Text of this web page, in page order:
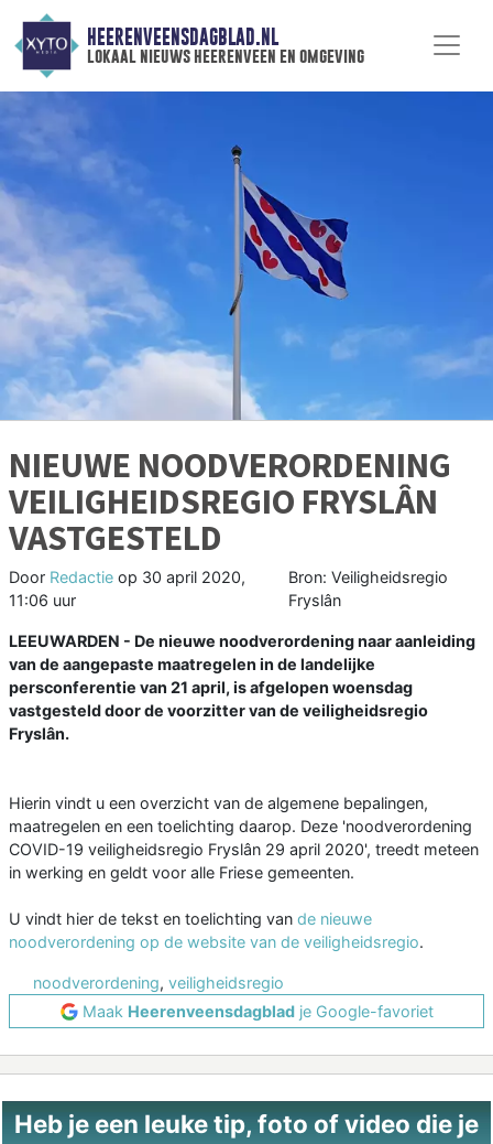
HEERENVEENSDAGBLAD.NL
lokaal nieuws heerenveen en omgeving
NIEUWE NOODVERORDENING
VEILIGHEIDSREGIO FRYSLÂN
VASTGESTELD
Door Redactie op 30 april 2020,
11:06 uur
Bron: Veiligheidsregio
Fryslân
LEEUWARDEN - De nieuwe noodverordening naar aanleiding
van de aangepaste maatregelen in de landelijke
persconferentie van 21 april, is afgelopen woensdag
vastgesteld door de voorzitter van de veiligheidsregio
Fryslân.
Hierin vindt u een overzicht van de algemene bepalingen,
maatregelen en een toelichting daarop. Deze 'noodverordening
COVID-19 veiligheidsregio Fryslân 29 april 2020', treedt meteen
in werking en geldt voor alle Friese gemeenten.
U vindt hier de tekst en toelichting van de nieuwe
noodverordening op de website van de veiligheidsregio.
noodverordening, veiligheidsregio
Maak Heerenveensdagbladje Google-favoriet
Heb je een leuke tip, foto of video die je